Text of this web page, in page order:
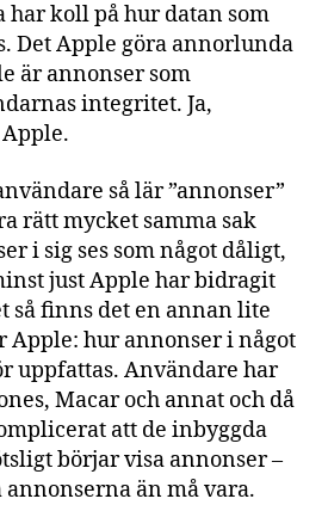
har koll på hur datan som
Det Apple göra annorlunda
är annonser som
integritet. Ja,
så lär ”annonser”
rätt mycket samma sak
i sig ses som något dåligt,
just Apple har bidragit
så finns det en annan lite
Apple: hur annonser i något
uppfattas. Användare har
Macar och annat och då
att de inbyggda
börjar visa annonser –
än må vara.